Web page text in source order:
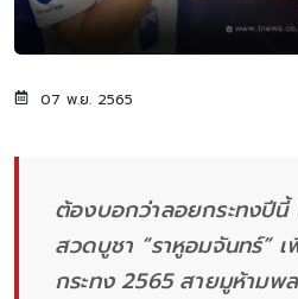
07 พ.ย. 2565
ต้องบอกว่าลอยกระทงปีนี้
สวดบูชา “ราหูอมจันทร์”
กระทง 2565 สายมูห้ามพ